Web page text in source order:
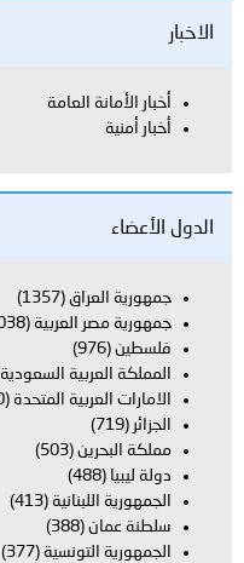
الاخبار
أخبار الأمانة العامة
أخبار أمنية
الدول الأعضاء
جمهورية العراق (1357)
جمهورية مصر العربية (1038)
فلسطين (976)
المملكة العربية السعودية
الامارات العربية المتحدة (740)
الجزائر (719)
مملكة البحرين (503)
دولة ليبيا (488)
الجمهورية اللبنانية (413)
سلطنة عمان (388)
الجمهورية التونسية (377)